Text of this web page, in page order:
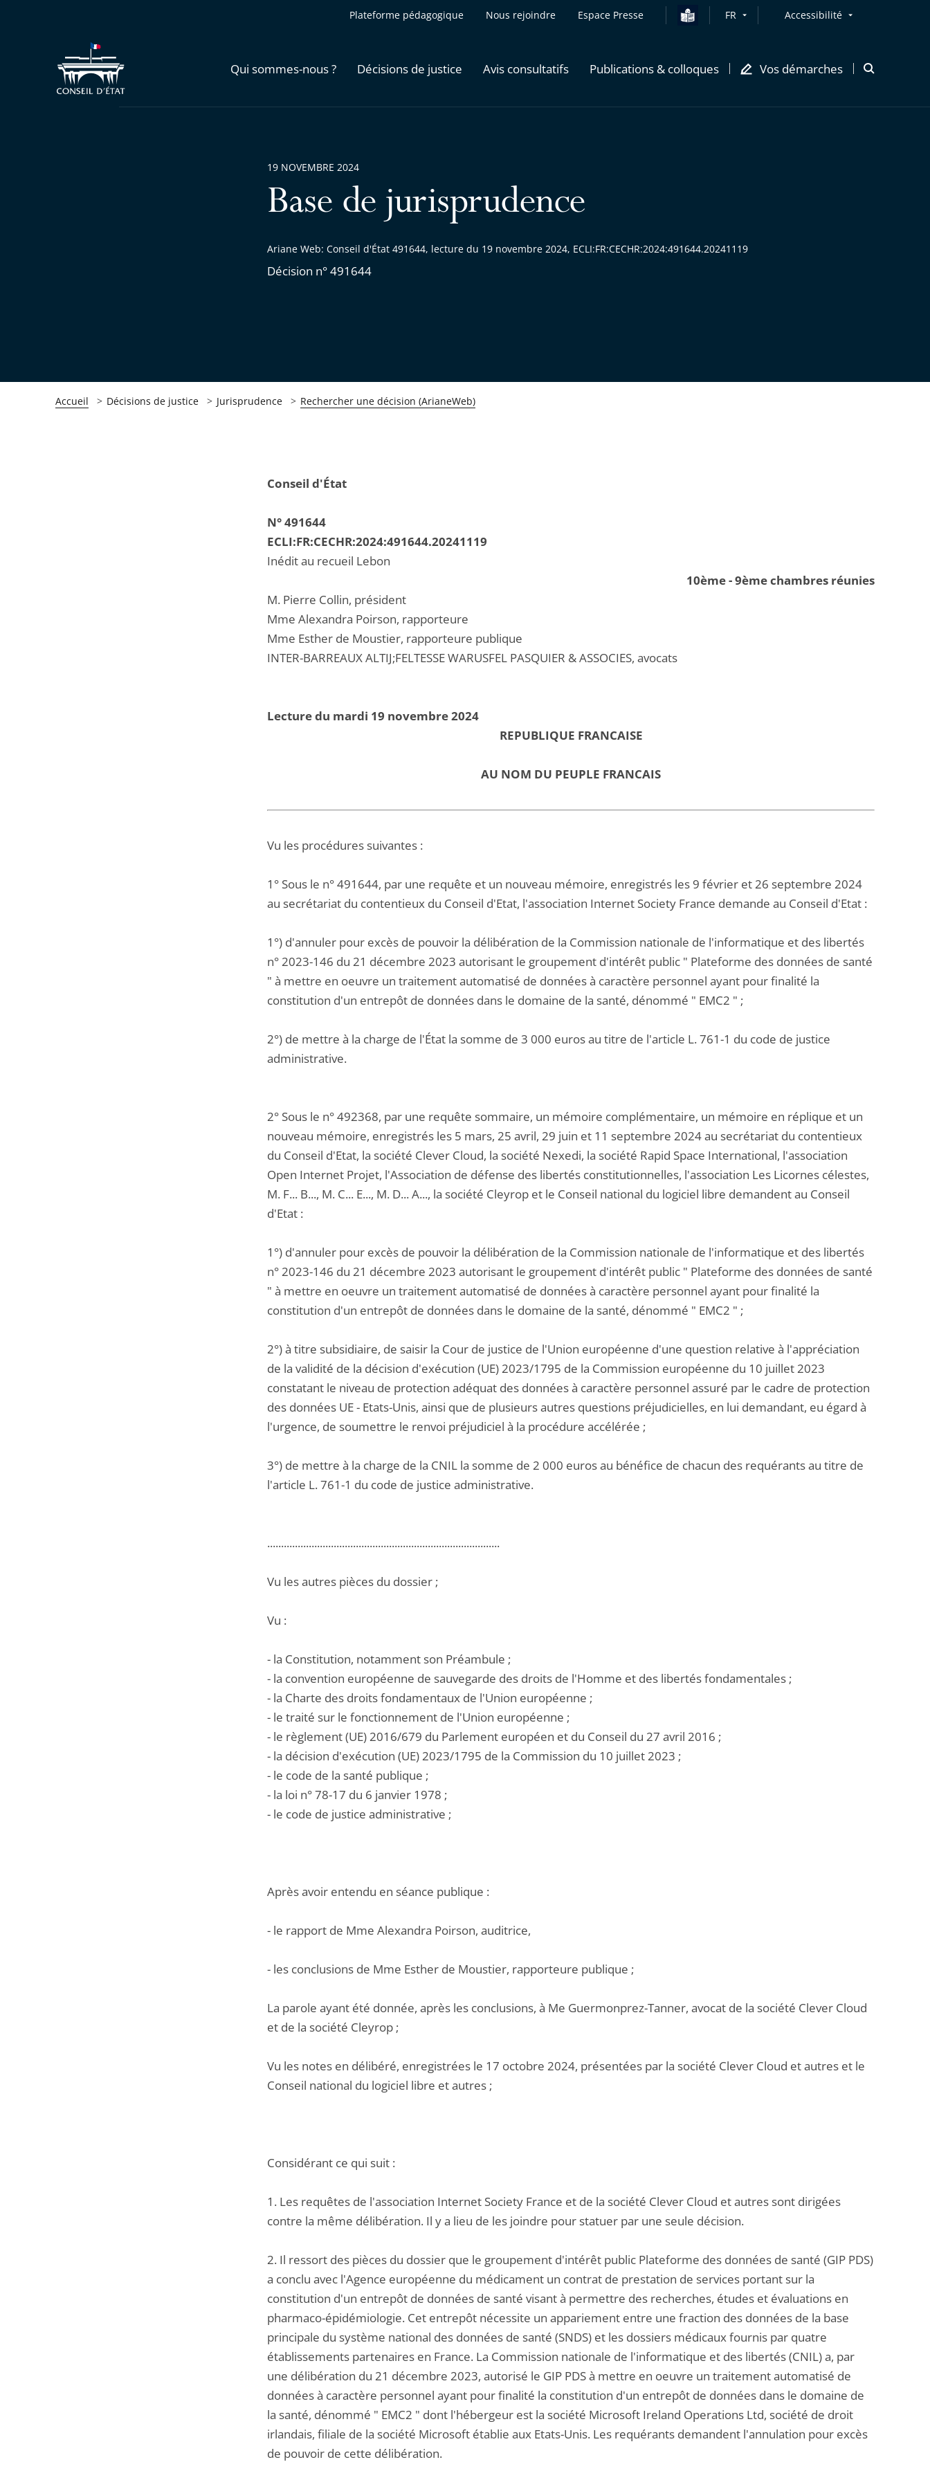
Plateforme pédagogique Nous rejoindre Espace Presse FR Accessibilité
Qui sommes-nous ? Décisions de justice Avis consultatifs Publications & colloques Vos démarches
Ouvrir
Base de jurisprudence
Ariane Web: Conseil d'État 491644, lecture du 19 novembre 2024, ECLI:FR:CECHR:2024:491644.20241119
Décision n° 491644
19 NOVEMBRE 2024
Accueil Décisions de justice Jurisprudence Rechercher une décision (ArianeWeb)
Conseil d'État
N° 491644
ECLI:FR:CECHR:2024:491644.20241119
Inédit au recueil Lebon
10ème - 9ème chambres réunies
M. Pierre Collin, président
Mme Alexandra Poirson, rapporteure
Mme Esther de Moustier, rapporteure publique
INTER-BARREAUX ALTIJ;FELTESSE WARUSFEL PASQUIER & ASSOCIES, avocats
Lecture du mardi 19 novembre 2024
REPUBLIQUE FRANCAISE
AU NOM DU PEUPLE FRANCAIS
Vu les procédures suivantes :
1° Sous le n° 491644, par une requête et un nouveau mémoire, enregistrés les 9 février et 26 septembre 2024
au secrétariat du contentieux du Conseil d'Etat, l'association Internet Society France demande au Conseil d'Etat :
1°) d'annuler pour excès de pouvoir la délibération de la Commission nationale de l'informatique et des libertés
n° 2023-146 du 21 décembre 2023 autorisant le groupement d'intérêt public " Plateforme des données de santé
" à mettre en oeuvre un traitement automatisé de données à caractère personnel ayant pour finalité la
constitution d'un entrepôt de données dans le domaine de la santé, dénommé " EMC2 " ;
2°) de mettre à la charge de l'État la somme de 3 000 euros au titre de l'article L. 761-1 du code de justice
administrative.
2° Sous le n° 492368, par une requête sommaire, un mémoire complémentaire, un mémoire en réplique et un
nouveau mémoire, enregistrés les 5 mars, 25 avril, 29 juin et 11 septembre 2024 au secrétariat du contentieux
du Conseil d'Etat, la société Clever Cloud, la société Nexedi, la société Rapid Space International, l'association
Open Internet Projet, l'Association de défense des libertés constitutionnelles, l'association Les Licornes célestes,
M. F... B..., M. C... E..., M. D... A..., la société Cleyrop et le Conseil national du logiciel libre demandent au Conseil
d'Etat :
1°) d'annuler pour excès de pouvoir la délibération de la Commission nationale de l'informatique et des libertés
n° 2023-146 du 21 décembre 2023 autorisant le groupement d'intérêt public " Plateforme des données de santé
" à mettre en oeuvre un traitement automatisé de données à caractère personnel ayant pour finalité la
constitution d'un entrepôt de données dans le domaine de la santé, dénommé " EMC2 " ;
2°) à titre subsidiaire, de saisir la Cour de justice de l'Union européenne d'une question relative à l'appréciation
de la validité de la décision d'exécution (UE) 2023/1795 de la Commission européenne du 10 juillet 2023
constatant le niveau de protection adéquat des données à caractère personnel assuré par le cadre de protection
des données UE - Etats-Unis, ainsi que de plusieurs autres questions préjudicielles, en lui demandant, eu égard à
l'urgence, de soumettre le renvoi préjudiciel à la procédure accélérée ;
3°) de mettre à la charge de la CNIL la somme de 2 000 euros au bénéfice de chacun des requérants au titre de
l'article L. 761-1 du code de justice administrative.
....................................................................................
Vu les autres pièces du dossier ;
Vu :
- la Constitution, notamment son Préambule ;
- la convention européenne de sauvegarde des droits de l'Homme et des libertés fondamentales ;
- la Charte des droits fondamentaux de l'Union européenne ;
- le traité sur le fonctionnement de l'Union européenne ;
- le règlement (UE) 2016/679 du Parlement européen et du Conseil du 27 avril 2016 ;
- la décision d'exécution (UE) 2023/1795 de la Commission du 10 juillet 2023 ;
- le code de la santé publique ;
- la loi n° 78-17 du 6 janvier 1978 ;
- le code de justice administrative ;
Après avoir entendu en séance publique :
- le rapport de Mme Alexandra Poirson, auditrice,
- les conclusions de Mme Esther de Moustier, rapporteure publique ;
La parole ayant été donnée, après les conclusions, à Me Guermonprez-Tanner, avocat de la société Clever Cloud
et de la société Cleyrop ;
Vu les notes en délibéré, enregistrées le 17 octobre 2024, présentées par la société Clever Cloud et autres et le
Conseil national du logiciel libre et autres ;
Considérant ce qui suit :
1. Les requêtes de l'association Internet Society France et de la société Clever Cloud et autres sont dirigées
contre la même délibération. Il y a lieu de les joindre pour statuer par une seule décision.
2. Il ressort des pièces du dossier que le groupement d'intérêt public Plateforme des données de santé (GIP PDS)
a conclu avec l'Agence européenne du médicament un contrat de prestation de services portant sur la
constitution d'un entrepôt de données de santé visant à permettre des recherches, études et évaluations en
pharmaco-épidémiologie. Cet entrepôt nécessite un appariement entre une fraction des données de la base
principale du système national des données de santé (SNDS) et les dossiers médicaux fournis par quatre
établissements partenaires en France. La Commission nationale de l'informatique et des libertés (CNIL) a, par
une délibération du 21 décembre 2023, autorisé le GIP PDS à mettre en oeuvre un traitement automatisé de
données à caractère personnel ayant pour finalité la constitution d'un entrepôt de données dans le domaine de
la santé, dénommé " EMC2 " dont l'hébergeur est la société Microsoft Ireland Operations Ltd, société de droit
irlandais, filiale de la société Microsoft établie aux Etats-Unis. Les requérants demandent l'annulation pour excès
de pouvoir de cette délibération.